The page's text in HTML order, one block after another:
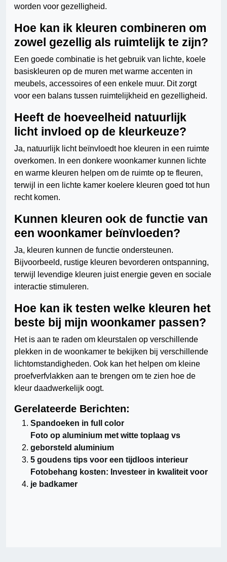
worden voor gezelligheid.
Hoe kan ik kleuren combineren om
zowel gezellig als ruimtelijk te zijn?
Een goede combinatie is het gebruik van lichte, koele
basiskleuren op de muren met warme accenten in
meubels, accessoires of een enkele muur. Dit zorgt
voor een balans tussen ruimtelijkheid en gezelligheid.
Heeft de hoeveelheid natuurlijk
licht invloed op de kleurkeuze?
Ja, natuurlijk licht beïnvloedt hoe kleuren in een ruimte
overkomen. In een donkere woonkamer kunnen lichte
en warme kleuren helpen om de ruimte op te fleuren,
terwijl in een lichte kamer koelere kleuren goed tot hun
recht komen.
Kunnen kleuren ook de functie van
een woonkamer beïnvloeden?
Ja, kleuren kunnen de functie ondersteunen.
Bijvoorbeeld, rustige kleuren bevorderen ontspanning,
terwijl levendige kleuren juist energie geven en sociale
interactie stimuleren.
Hoe kan ik testen welke kleuren het
beste bij mijn woonkamer passen?
Het is aan te raden om kleurstalen op verschillende
plekken in de woonkamer te bekijken bij verschillende
lichtomstandigheden. Ook kan het helpen om kleine
proefverfvlakken aan te brengen om te zien hoe de
kleur daadwerkelijk oogt.
Gerelateerde Berichten:
Spandoeken in full color
Foto op aluminium met witte toplaag vs
geborsteld aluminium
5 goudens tips voor een tijdloos interieur
Fotobehang kosten: Investeer in kwaliteit voor
je badkamer